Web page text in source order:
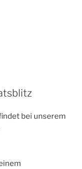
bei unserem